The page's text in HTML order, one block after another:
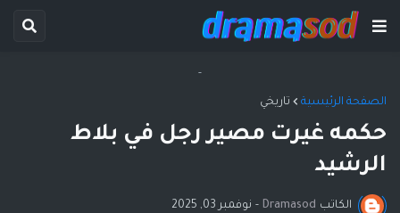
-
الصفحة الرئيسية تاريخي
حكمه غيرت مصير رجل في بلاط
الرشيد
الكاتب Dramasod
- نوفمبر 03, 2025